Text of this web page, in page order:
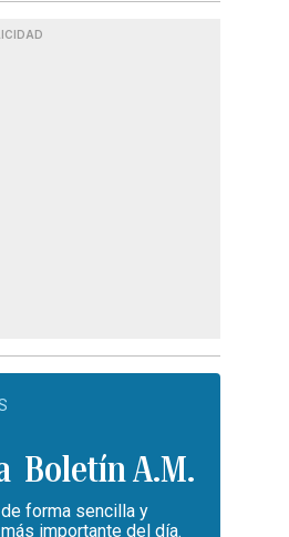
Boletín A.M.
forma sencilla y
importante del día.